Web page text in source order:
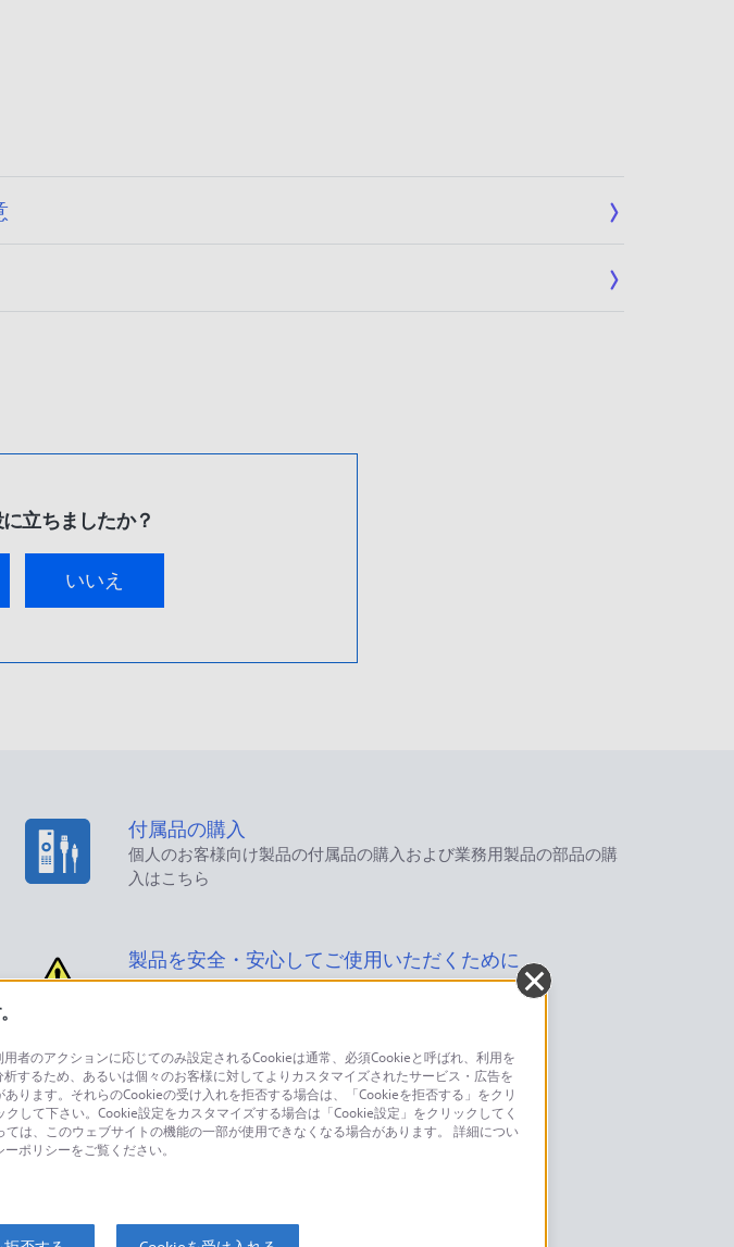
立ちましたか？
いいえ
付属品の購入
個人のお客様向け製品の付属品の購入および業務用製品の部品の購
入はこちら
製品を安全・安心してご使用いただくために
製品に関するお問い合わせ
個人のお客様はこちら
海外仕様製品
者のアクションに応じてのみ設定されるCookieは通常、必須Cookieと呼ばれ、利用を
するため、あるいは個々のお客様に対してよりカスタマイズされたサービス・広告を
ります。それらのCookieの受け入れを拒否する場合は、「Cookieを拒否する」をクリ
して下さい。Cookie設定をカスタマイズする場合は「Cookie設定」をクリックしてく
は、このウェブサイトの機能の一部が使用できなくなる場合があります。 詳細につい
ポリシーをご覧ください。